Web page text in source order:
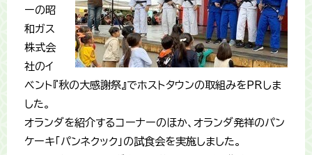
ーの昭
和ガス
株式会
社のイ
ベント『秋の大感謝祭』でホストタウンの取組みをPRしま
した。
オランダを紹介するコーナーのほか、オランダ発祥のパン
ケーキ「パンネクック」の試食会を実施しました。